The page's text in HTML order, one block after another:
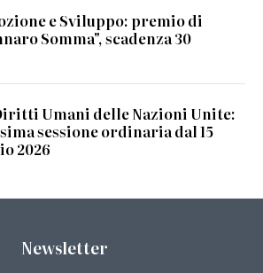
e Sviluppo: premio di
Somma", scadenza 30
Umani delle Nazioni Unite:
sessione ordinaria dal 15
2026
Newsletter